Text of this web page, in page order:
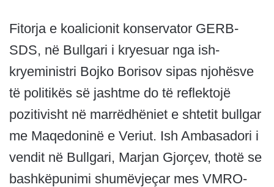
Fitorja e koalicionit konservator GERB-
SDS, në Bullgari i kryesuar nga ish-
kryeministri Bojko Borisov sipas njohësve
të politikës së jashtme do të reflektojë
pozitivisht në marrëdhëniet e shtetit bullgar
me Maqedoninë e Veriut. Ish Ambasadori i
vendit në Bullgari, Marjan Gjorçev, thotë se
bashkëpunimi shumëvjeçar mes VMRO-